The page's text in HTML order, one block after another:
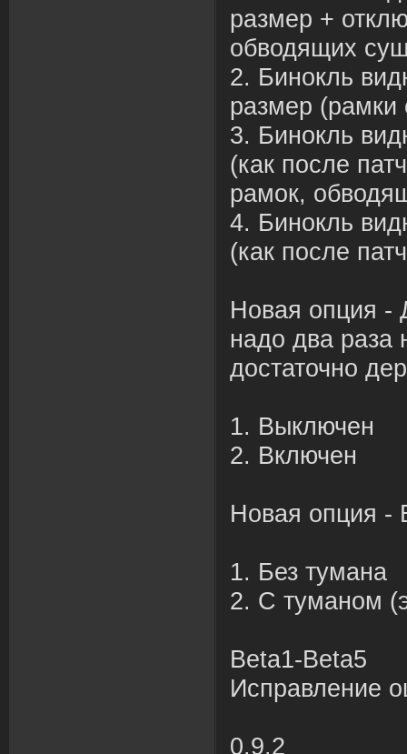
размер +
обводящих
2. Бинокль
размер (рамки
3. Бинокль
(как после
рамок,
4. Бинокль
(как после
Новая опция -
надо два
достаточно
1. Выключен
2. Включен
Новая опция -
1. Без тумана
2. С туманом
Beta1-Beta5
Исправление
0.9.2